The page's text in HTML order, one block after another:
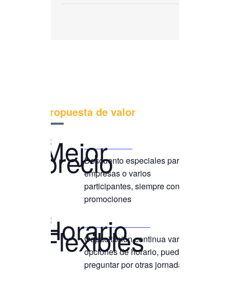
Propuesta de valor
Descuento especiales para
empresas o varios
participantes, siempre con
promociones
Horario Flexibles
Capacitación continua varias
opciones de horario, puedes
preguntar por otras jornadas